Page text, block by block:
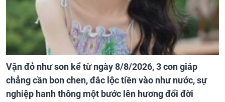
Vận đỏ như son kể từ ngày 8/8/2026, 3 con giáp
chẳng cần bon chen, đắc lộc tiền vào như nước, sự
nghiệp hanh thông một bước lên hương đổi đời